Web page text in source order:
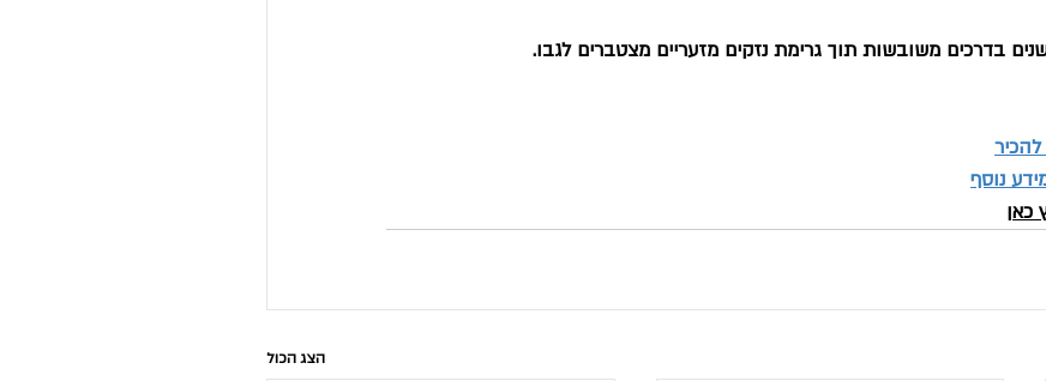
נוסף
כאן
הצג הכול